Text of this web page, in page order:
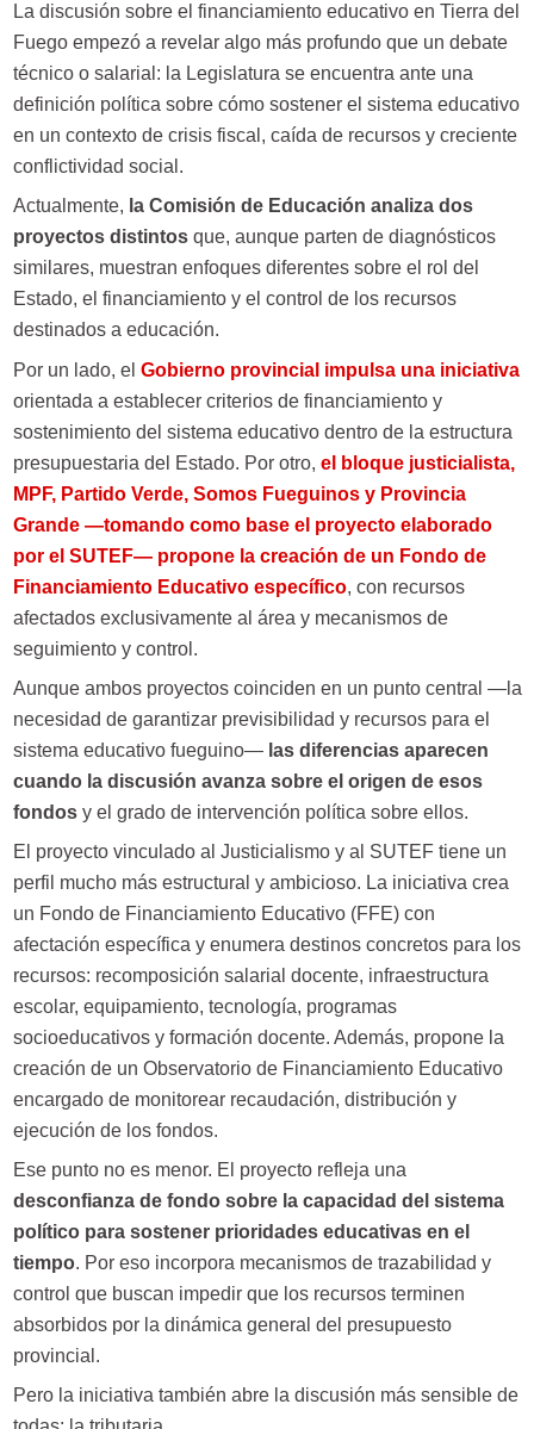
La discusión sobre el financiamiento educativo en Tierra del
Fuego empezó a revelar algo más profundo que un debate
técnico o salarial: la Legislatura se encuentra ante una
definición política sobre cómo sostener el sistema educativo
en un contexto de crisis fiscal, caída de recursos y creciente
conflictividad social.
Actualmente, la Comisión de Educación analiza dos
proyectos distintosque, aunque parten de diagnósticos
similares, muestran enfoques diferentes sobre el rol del
Estado, el financiamiento y el control de los recursos
destinados a educación.
Por un lado, el Gobierno provincial impulsa una iniciativa
orientada a establecer criterios de financiamiento y
sostenimiento del sistema educativo dentro de la estructura
presupuestaria del Estado. Por otro, el bloque justicialista,
MPF, Partido Verde, Somos Fueguinos y Provincia
Grande —tomando como base el proyecto elaborado
por el SUTEF— propone la creación de un Fondo de
Financiamiento Educativo específico, con recursos
afectados exclusivamente al área y mecanismos de
seguimiento y control.
Aunque ambos proyectos coinciden en un punto central —la
necesidad de garantizar previsibilidad y recursos para el
sistema educativo fueguino— las diferencias aparecen
cuando la discusión avanza sobre el origen de esos
fondos y el grado de intervención política sobre ellos.
El proyecto vinculado al Justicialismo y al SUTEF tiene un
perfil mucho más estructural y ambicioso. La iniciativa crea
un Fondo de Financiamiento Educativo (FFE) con
afectación específica y enumera destinos concretos para los
recursos: recomposición salarial docente, infraestructura
escolar, equipamiento, tecnología, programas
socioeducativos y formación docente. Además, propone la
creación de un Observatorio de Financiamiento Educativo
encargado de monitorear recaudación, distribución y
ejecución de los fondos.
Ese punto no es menor. El proyecto refleja una
desconfianza de fondo sobre la capacidad del sistema
político para sostener prioridades educativas en el
tiempo. Por eso incorpora mecanismos de trazabilidad y
control que buscan impedir que los recursos terminen
absorbidos por la dinámica general del presupuesto
provincial.
Pero la iniciativa también abre la discusión más sensible de